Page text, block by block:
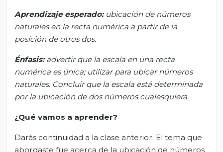
Aprendizaje esperado: ubicación de números
naturales en la recta numérica a partir de la
posición de otros dos.
Énfasis: advertir que la escala en una recta
numérica es única; utilizarpara ubicarnúmeros
naturales. Concluir que la escala está determinada
por la ubicación de dos números cualesquiera.
¿Qué vamos a aprender?
Darás continuidad a la clase anterior. El tema que
abordaste fue acerca de la ubicación de números